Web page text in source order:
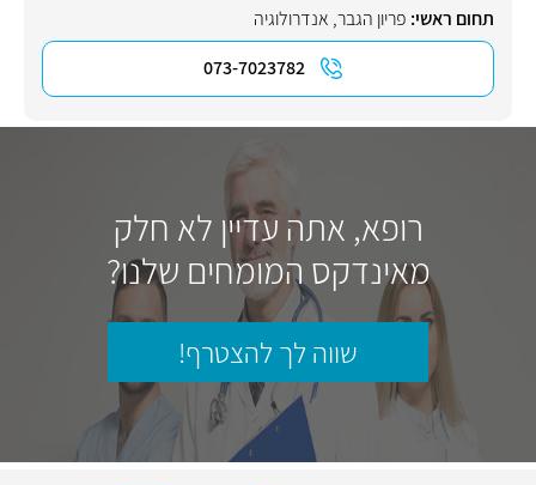
תחום ראשי: פריון הגבר, אנדרולוגיה
073-7023782
רופא, אתה עדיין לא חלק
מאינדקס המומחים שלנו?
שווה לך להצטרף!